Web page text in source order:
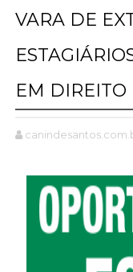
VARA DE
EM DIREITO